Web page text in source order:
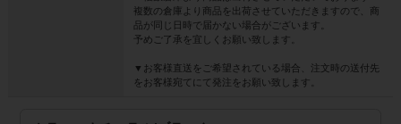
複数の倉庫より商品を出荷させていただきますので、商
品が同じ日時で届かない場合がございます。
予めご了承を宜しくお願い致します。
▼お客様直送をご希望されている場合、注文時の送付先
をお客様宛てにて発注をお願い致します。